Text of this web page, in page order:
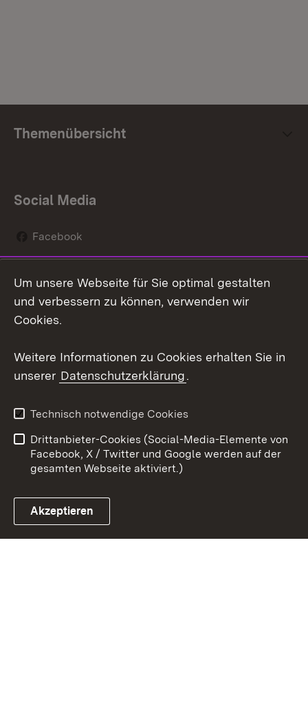
Themenübersicht
Social Media
Facebook
Social Wall
Youtube
Link zum Landesportal
Kontakt
Datenschutz
Barrierefreiheit
Impressum Cookies
Um unsere Webseite für Sie optimal gestalten
und verbessern zu können, verwenden wir
Cookies.
Weitere Informationen zu Cookies erhalten Sie in
unserer Datenschutzerklärung.
Technisch notwendige Cookies
Drittanbieter-Cookies (Social-Media-Elemente von
Facebook, X / Twitter und Google werden auf der
gesamten Webseite aktiviert.)
Akzeptieren